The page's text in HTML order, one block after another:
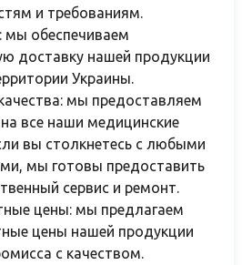
и требованиям.
мы обеспечиваем
доставку нашей продукции
Украины.
мы предоставляем
все наши медицинские
вы столкнетесь с любыми
мы готовы предоставить
сервис и ремонт.
цены: мы предлагаем
цены нашей продукции
с качеством.